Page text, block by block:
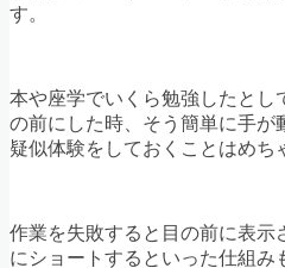
す。
本や座学でいくら勉強したとし
の前にした時、そう簡単に手が
疑似体験をしておくことはめち
作業を失敗すると目の前に表示
にショートするといった仕組み